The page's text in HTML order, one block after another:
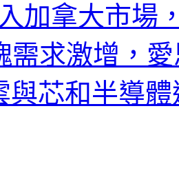
加拿大市場
需求激增，
與芯和半導